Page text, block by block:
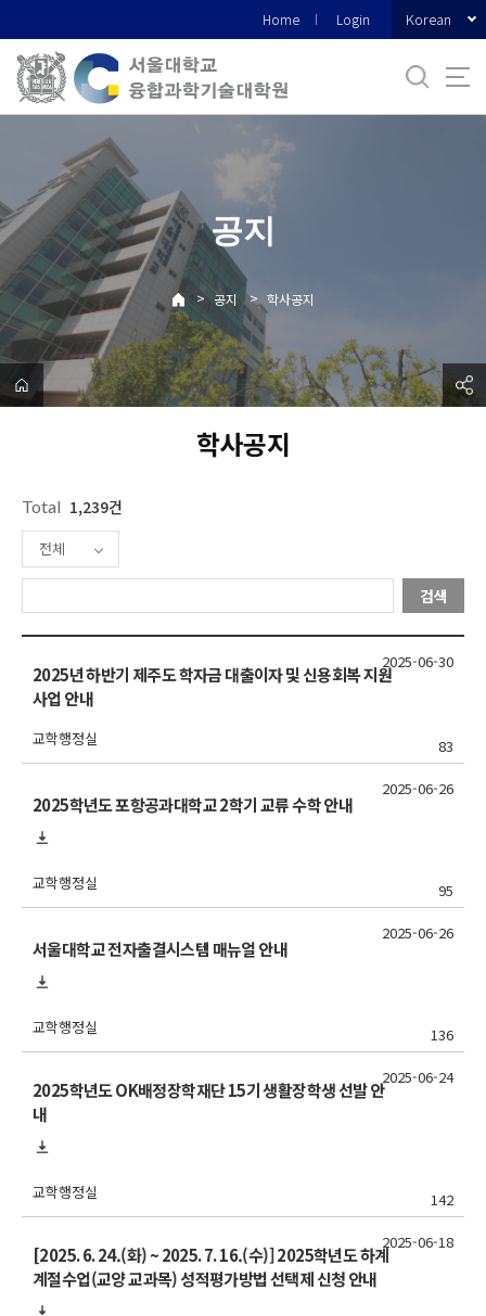
로
메
Home Login Korean
공지
> 공지 > 학사공지
학사공지
Total 1,239건
전체
검색
2025년 하반기 제주도 학자금 대출이자 및 신용회복 지원
사업 안내
교학행정실 83
2025-06-30
2025학년도 포항공과대학교 2학기 교류 수학 안내
교학행정실 95
2025-06-26
서울대학교 전자출결시스템 매뉴얼 안내
교학행정실 136
2025-06-26
2025학년도 OK배정장학재단 15기 생활장학생 선발 안
내
교학행정실 142
2025-06-24
[2025. 6. 24.(화) ~ 2025. 7. 16.(수)] 2025학년도 하계
계절수업(교양 교과목) 성적평가방법 선택제 신청 안내
2025-06-18